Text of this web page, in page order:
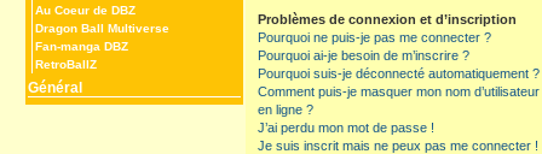
Au Coeur de DBZ
Dragon Ball Multiverse
Fan-manga DBZ
RetroBallZ
Général
Problèmes de connexion et d’inscription
Pourquoi ne puis-je pas me connecter ?
Pourquoi ai-je besoin de m’inscrire ?
Pourquoi suis-je déconnecté automatiquement ?
Comment puis-je masquer mon nom
en ligne ?
J’ai perdu mon mot de passe !
Je suis inscrit mais ne peux pas me connecter !